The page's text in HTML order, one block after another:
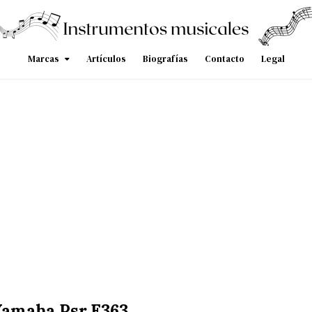
Marcas Artículos Biografías Contacto Legal